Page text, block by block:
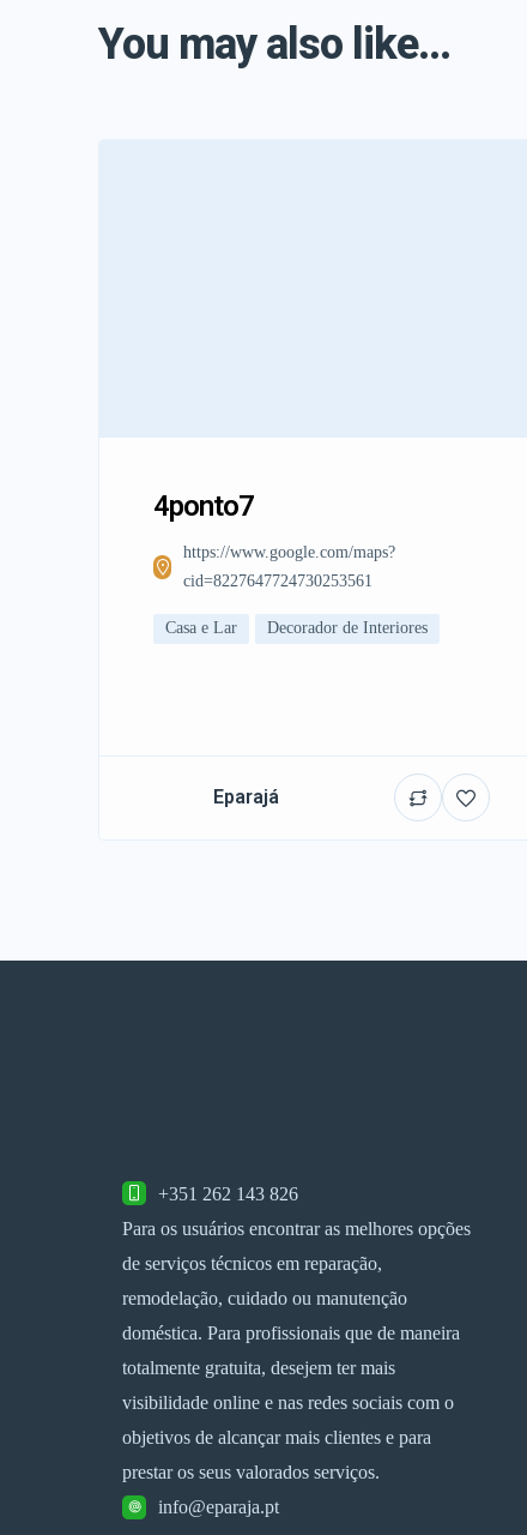
You may also like...
4ponto7
https://www.google.com/maps?
cid=8227647724730253561
Casa e Lar Decorador de Interiores
Eparajá
+351 262 143 826
Para os usuários encontrar as melhores opções
de serviços técnicos em reparação,
remodelação, cuidado ou manutenção
doméstica. Para profissionais que de maneira
totalmente gratuita, desejem ter mais
visibilidade online e nas redes sociais com o
objetivos de alcançar mais clientes e para
prestar os seus valorados serviços.
info@eparaja.pt